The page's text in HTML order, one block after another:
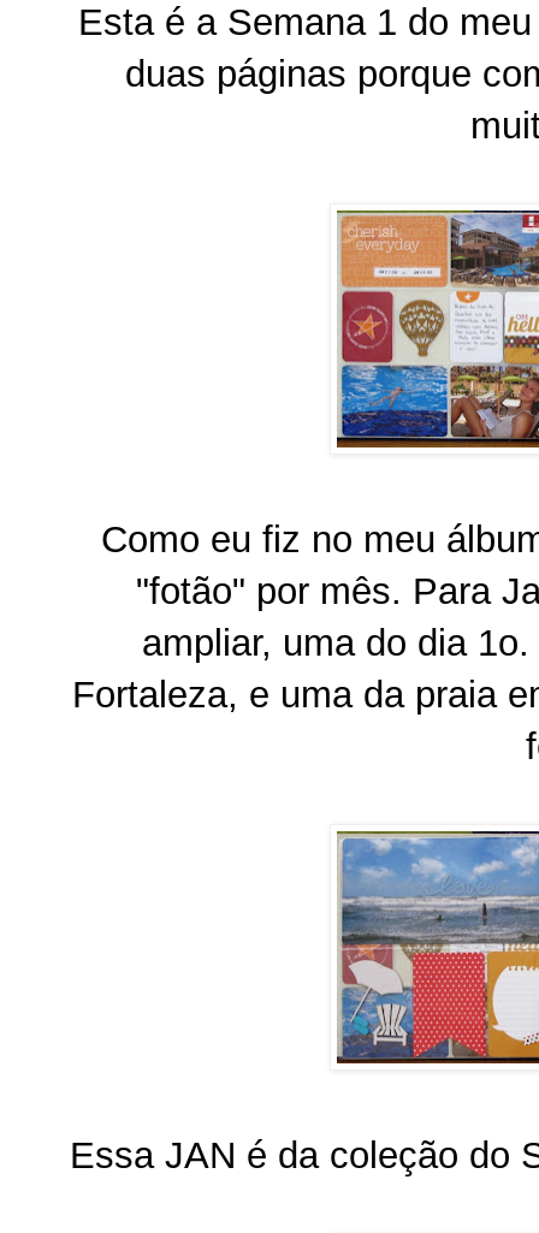
Esta é a Semana 1 do
duas páginas porque
Como eu fiz no meu
"fotão" por mês. Para
ampliar, uma do dia
Fortaleza, e uma da praia
Essa JAN é da coleção do